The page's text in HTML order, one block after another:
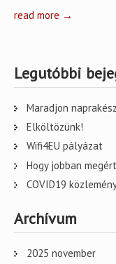
read more →
Legutóbbi
Maradjon
Elköltözünk!
Wifi4EU pályázat
Hogy jobban
COVID19
Archívum
2025 november